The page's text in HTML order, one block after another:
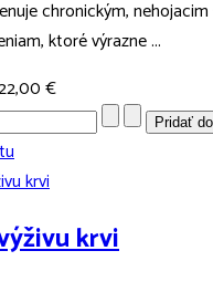
chronickým,
ktoré výrazne ...
€
krvi